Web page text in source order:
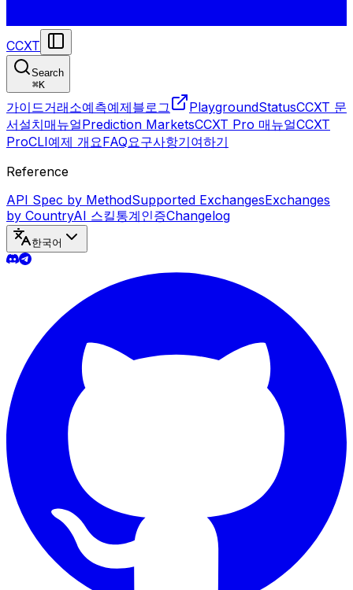
CCXT
Search
⌘K
가이드거래소예측예제블로그 PlaygroundStatusCCXT 문
서설치매뉴얼Prediction MarketsCCXT Pro 매뉴얼CCXT
ProCLI예제 개요FAQ요구사항기여하기
Reference
API Spec by MethodSupported ExchangesExchanges
by CountryAI 스킬통계인증Changelog
한국어